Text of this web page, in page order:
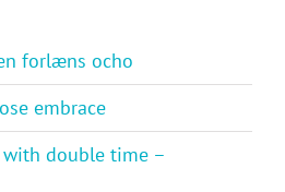
forlæns ocho
embrace
with double time –